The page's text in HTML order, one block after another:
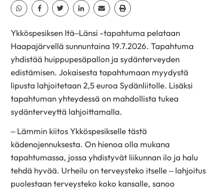
Jaa Whatsapp
Jaa Facebook
Jaa TwitterJaa Linkedin
Jaa EmailJaa Print
Ykköspesiksen Itä–Länsi -tapahtuma pelataan
Haapajärvellä sunnuntaina 19.7.2026. Tapahtuma
yhdistää huippupesäpallon ja sydänterveyden
edistämisen. Jokaisesta tapahtumaan myydystä
lipusta lahjoitetaan 2,5 euroa Sydänliitolle. Lisäksi
tapahtuman yhteydessä on mahdollista tukea
sydänterveyttä lahjoittamalla.
– Lämmin kiitos Ykköspesikselle tästä
kädenojennuksesta. On hienoa olla mukana
tapahtumassa, jossa yhdistyvät liikunnan ilo ja halu
tehdä hyvää. Urheilu on terveysteko itselle – lahjoitus
puolestaan terveysteko koko kansalle, sanoo